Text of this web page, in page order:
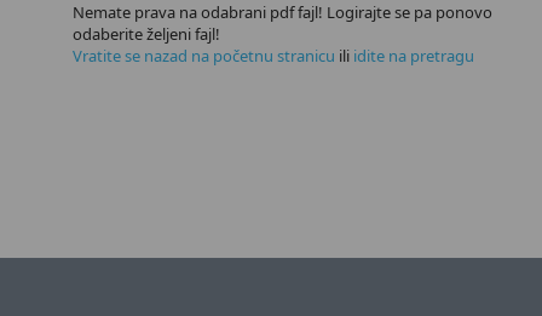
Nemate prava na odabrani pdf fajl! Logirajte se pa ponovo
odaberite željeni fajl!
Vratite se nazad na početnu stranicu ili idite na pretragu